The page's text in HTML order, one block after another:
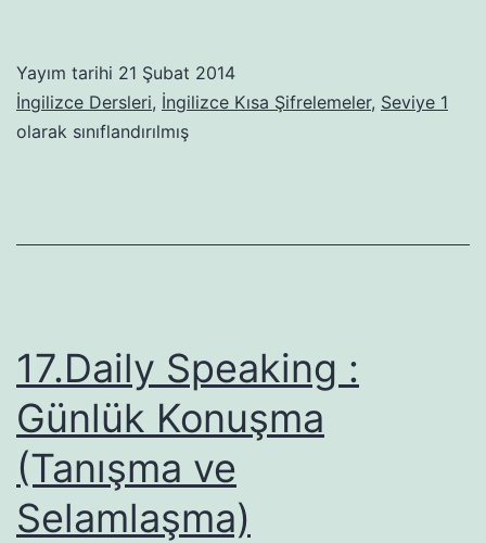
Yayım tarihi 21 Şubat 2014
İngilizce Dersleri, İngilizce Kısa Şifrelemeler, Seviye 1
olarak sınıflandırılmış
17.Daily Speaking :
Günlük Konuşma
(Tanışma ve
Selamlaşma)